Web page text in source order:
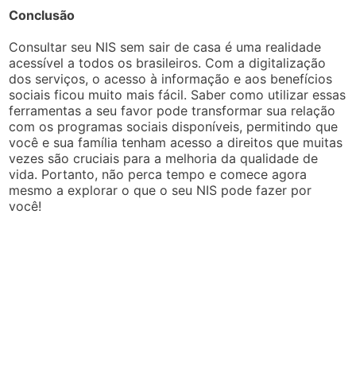
Conclusão
Consultar seu NIS sem sair de casa é uma realidade
acessível a todos os brasileiros. Com a digitalização
dos serviços, o acesso à informação e aos benefícios
sociais ficou muito mais fácil. Saber como utilizar essas
ferramentas a seu favor pode transformar sua relação
com os programas sociais disponíveis, permitindo que
você e sua família tenham acesso a direitos que muitas
vezes são cruciais para a melhoria da qualidade de
vida. Portanto, não perca tempo e comece agora
mesmo a explorar o que o seu NIS pode fazer por
você!